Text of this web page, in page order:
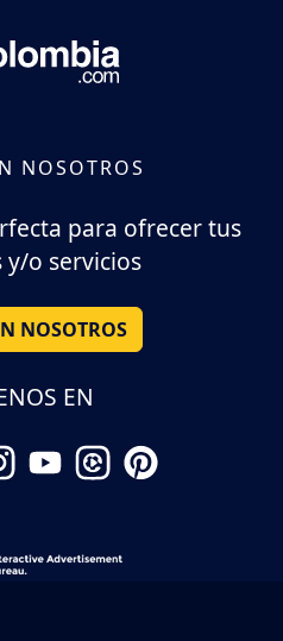
NOSOTROS
para ofrecer tus
o servicios
NOSOTROS
EN